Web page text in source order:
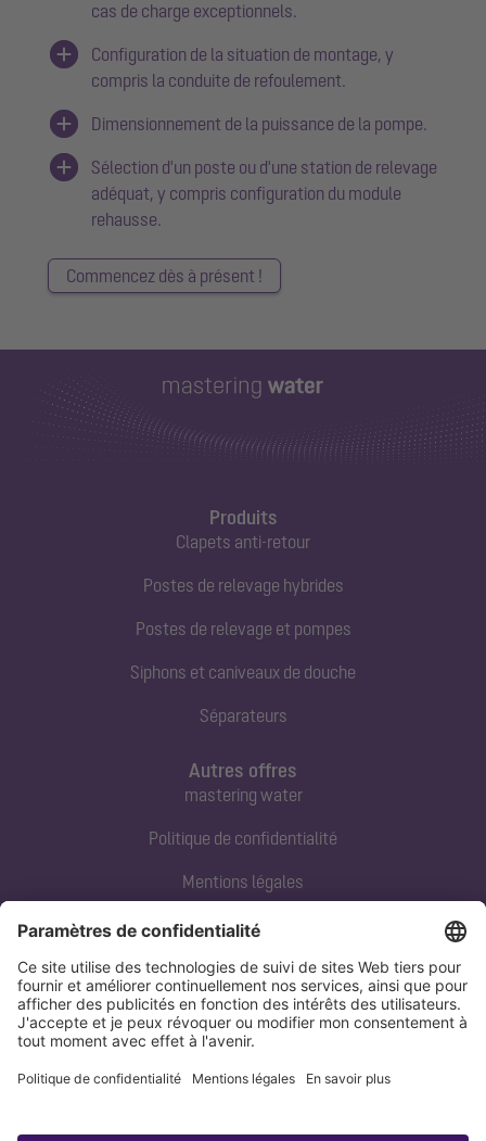
cas de charge exceptionnels.
Configuration de la situation de montage, y
compris la conduite de refoulement.
Dimensionnement de la puissance de la pompe.
Sélection d'un poste ou d'une station de relevage
adéquat, y compris configuration du module
rehausse.
Commencez dès à présent !
Produits
Clapets anti-retour
Postes de relevage hybrides
Postes de relevage et pompes
Siphons et caniveaux de douche
Séparateurs
Contact direct
Tel:+33 3 88 65 76 00
Email:info@kessel.fr
Autres offres
mastering water
Politique de confidentialité
Mentions légales